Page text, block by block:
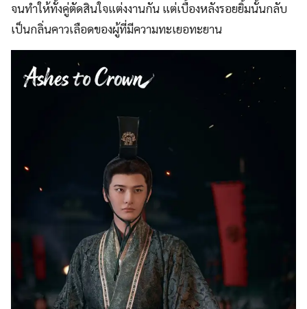
จนทำให้ทั้งคู่ตัดสินใจแต่งงานกัน แต่เบื้องหลังรอยยิ้มนั้นกลับ
เป็นกลิ่นคาวเลือดของผู้ที่มีความทะเยอทะยาน